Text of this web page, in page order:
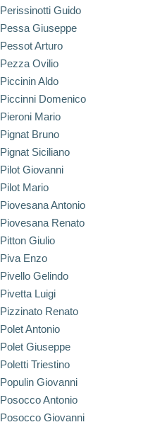
Perissinotti Guido
Pessa Giuseppe
Pessot Arturo
Pezza Ovilio
Piccinin Aldo
Piccinni Domenico
Pieroni Mario
Pignat Bruno
Pignat Siciliano
Pilot Giovanni
Pilot Mario
Piovesana Antonio
Piovesana Renato
Pitton Giulio
Piva Enzo
Pivello Gelindo
Pivetta Luigi
Pizzinato Renato
Polet Antonio
Polet Giuseppe
Poletti Triestino
Populin Giovanni
Posocco Antonio
Posocco Giovanni